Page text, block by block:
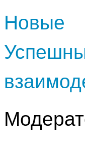
Новые